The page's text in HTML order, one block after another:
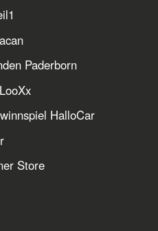
Paderborn
HalloCar
Store